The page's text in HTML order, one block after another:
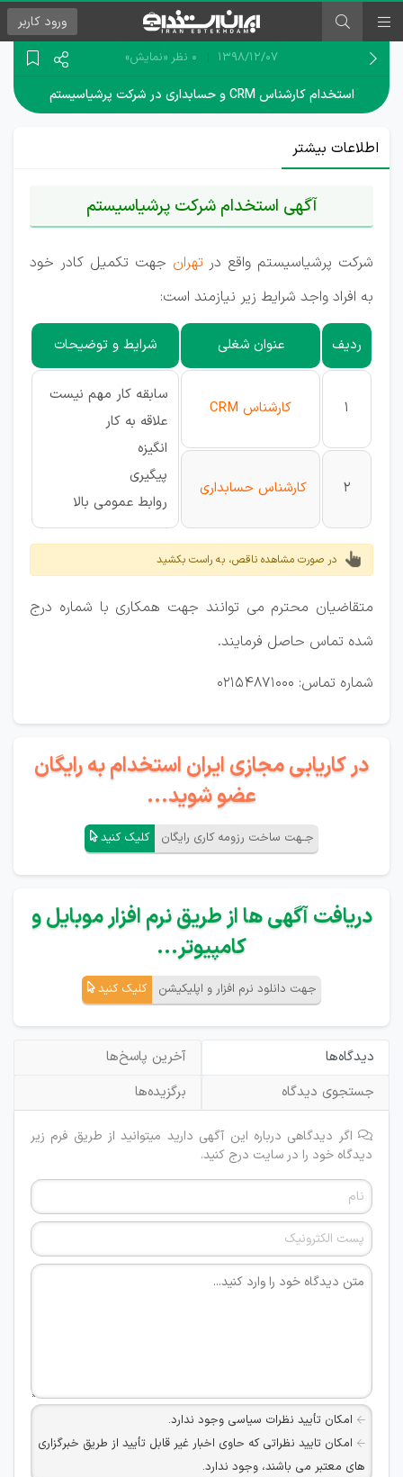
ورود کاربر
۱۳۹۸/۱۲/۰۷ 0 نظر «نمایش»
استخدام کارشناس CRM و حسابداری در شرکت پرشیاسیستم
اطلاعات بیشتر
آگهی استخدام شرکت پرشیاسیستم
شرکت پرشیاسیستم واقع در تهران جهت تکمیل کادر خود
به افراد واجد شرایط زیر نیازمند است:
ردیف عنوان شغلی شرایط و توضیحات
1 کارشناس CRM
سابقه کار مهم نیست
علاقه به کار
انگیزه
پیگیری
روابط عمومی بالا
2 کارشناس حسابداری
در صورت مشاهده ناقص، به راست بکشید
متقاضیان محترم می توانند جهت همکاری با شماره درج
شده تماس حاصل فرمایند.
شماره تماس: 02154871000
در کاریابی مجازی ایران استخدام به رایگان
عضو شوید...
جـهت ساخت رزومه کاری رایگان کلیک کنید
دریافت آگهی ها از طریق نرم افزار موبایل و
کامپیوتر...
جهت دانلود نرم افزار و اپلیکیشن کلیک کنید
دیدگاه‌ها
آخرین پاسخ‌ها
جستجوی دیدگاه
برگزیده‌ها
اگر دیدگاهی درباره این آگهی دارید میتوانید از طریق فرم زیر
دیدگاه خود را در سایت درج کنید.
امکان تأیید نظرات سیاسی وجود ندارد.
امکان تایید نظراتی که حاوی اخبار غیر قابل تأیید از طریق خبرگزاری
های معتبر می باشند، وجود ندارد.